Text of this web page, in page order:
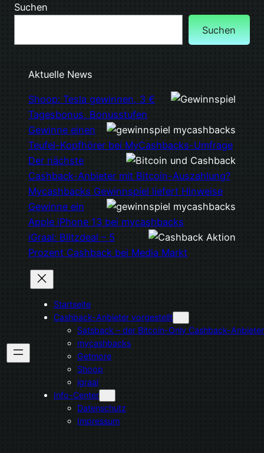
Suchen
Suchen
Aktuelle News
Shoop: Tesla gewinnen, 3 €
Tagesbonus, Bonusstufen
Gewinne einen
Teufel-Kopfhörer bei MyCashbacks-Umfrage
Der nächste
Cashback-Anbieter mit Bitcoin-Auszahlung?
Mycashbacks Gewinnspiel liefert Hinweise
Gewinne ein
Apple iPhone 13 bei mycashbacks
iGraal: Blitzdeal – 5
Prozent Cashback bei Media Markt
Startseite
Cashback-Anbieter vorgestellt
Satsback – der Bitcoin-Only Cashback-Anbieter
mycashbacks
Getmore
Shoop
igraal
Info-Center
Datenschutz
Impressum